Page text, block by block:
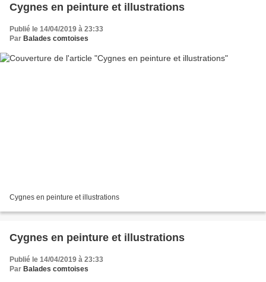
Cygnes en peinture et illustrations
Publié le 14/04/2019 à 23:33
Par Balades comtoises
Cygnes en peinture et illustrations
Cygnes en peinture et illustrations
Publié le 14/04/2019 à 23:33
Par Balades comtoises